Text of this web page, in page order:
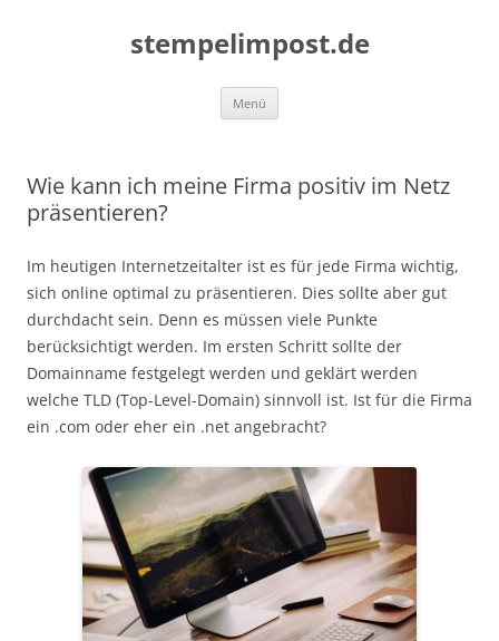
stempelimpost.de
Menü
Wie kann ich meine Firma positiv im Netz
präsentieren?
Im heutigen Internetzeitalter ist es für jede Firma wichtig,
sich online optimal zu präsentieren. Dies sollte aber gut
durchdacht sein. Denn es müssen viele Punkte
berücksichtigt werden. Im ersten Schritt sollte der
Domainname festgelegt werden und geklärt werden
welche TLD (Top-Level-Domain) sinnvoll ist. Ist für die Firma
ein .com oder eher ein .net angebracht?